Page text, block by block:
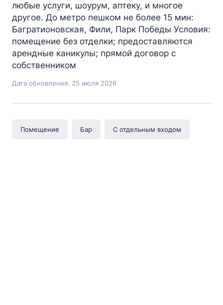
любые услуги, шоурум, аптеку, и многое
другое. До метро пешком не более 15 мин:
Багратионовская, Фили, Парк Победы Условия:
помещение без отделки; предоставляются
арендные каникулы; прямой договор с
собственником
Дата обновления: 25 июля 2026
Помещение Бар С отдельным входом